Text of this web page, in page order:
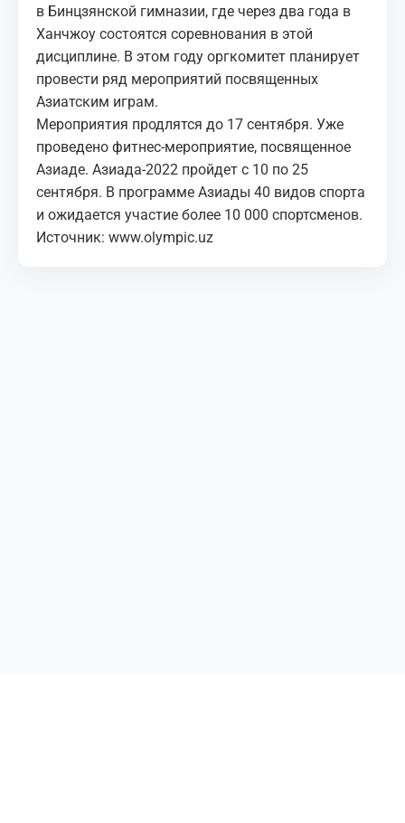
в Бинцзянской гимназии, где через два года в
Ханчжоу состоятся соревнования в этой
дисциплине. В этом году оргкомитет планирует
провести ряд мероприятий посвященных
Азиатским играм.
Мероприятия продлятся до 17 сентября. Уже
проведено фитнес-мероприятие, посвященное
Азиаде. Азиада-2022 пройдет с 10 по 25
сентября. В программе Азиады 40 видов спорта
и ожидается участие более 10 000 спортсменов.
Источник: www.olympic.uz